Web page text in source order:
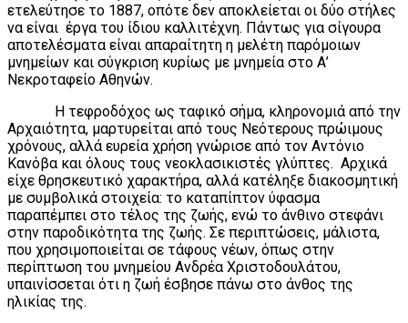
ετελεύτησε το 1887, οπότε δεν αποκλείεται οι δύο στήλες
να είναι έργα του ίδιου καλλιτέχνη. Πάντως για σίγουρα
αποτελέσματα είναι απαραίτητη η μελέτη παρόμοιων
μνημείων και σύγκριση κυρίως με μνημεία στο Α’
Νεκροταφείο Αθηνών.
Η τεφροδόχος ως ταφικό σήμα, κληρονομιά από την
Αρχαιότητα, μαρτυρείται από τους Νεότερους πρώιμους
χρόνους, αλλά ευρεία χρήση γνώρισε από τον Αντόνιο
Κανόβα και όλους τους νεοκλασικιστές γλύπτες. Αρχικά
είχε θρησκευτικό χαρακτήρα, αλλά κατέληξε διακοσμητική
με συμβολικά στοιχεία: το καταπίπτον ύφασμα
παραπέμπει στο τέλος της ζωής, ενώ το άνθινο στεφάνι
στην παροδικότητα της ζωής. Σε περιπτώσεις, μάλιστα,
που χρησιμοποιείται σε τάφους νέων, όπως στην
περίπτωση του μνημείου Ανδρέα Χριστοδουλάτου,
υπαινίσσεται ότι η ζωή έσβησε πάνω στο άνθος της
ηλικίας της.